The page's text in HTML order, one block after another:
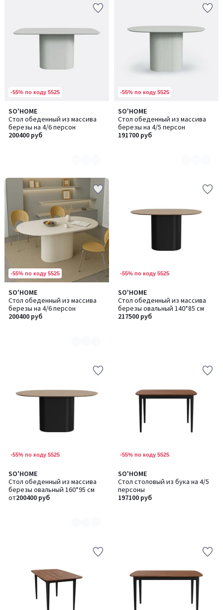
-55% по коду 5525
SO'HOME
Стол обеденный из массива
березы на 4/6 персон
200400 руб
Количество
цветов:
4
-55% по коду 5525
SO'HOME
Стол обеденный из массива
березы на 4/5 персон
191700 руб
Количество
цветов:
4
-55% по коду 5525
SO'HOME
Стол обеденный из массива
березы на 4/6 персон
200400 руб
Количество
цветов:
4
-55% по коду 5525
SO'HOME
Стол обеденный из массива
березы овальный 140*85 см
217500 руб
-55% по коду 5525
SO'HOME
Стол обеденный из массива
березы овальный 160*95 см
от200400 руб
Количество
цветов:
2
-55% по коду 5525
SO'HOME
Стол столовый из бука на 4/5
персоны
197100 руб